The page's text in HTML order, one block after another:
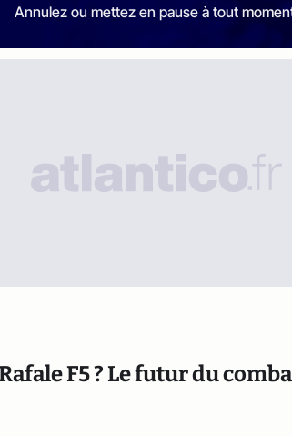
Annulez ou mettez en pause à tout
F5 ? Le futur du